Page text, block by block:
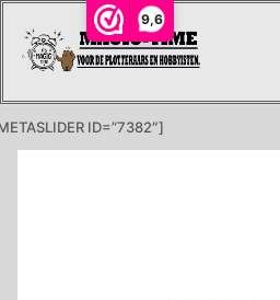
9,6
naar
ID=”7382″]